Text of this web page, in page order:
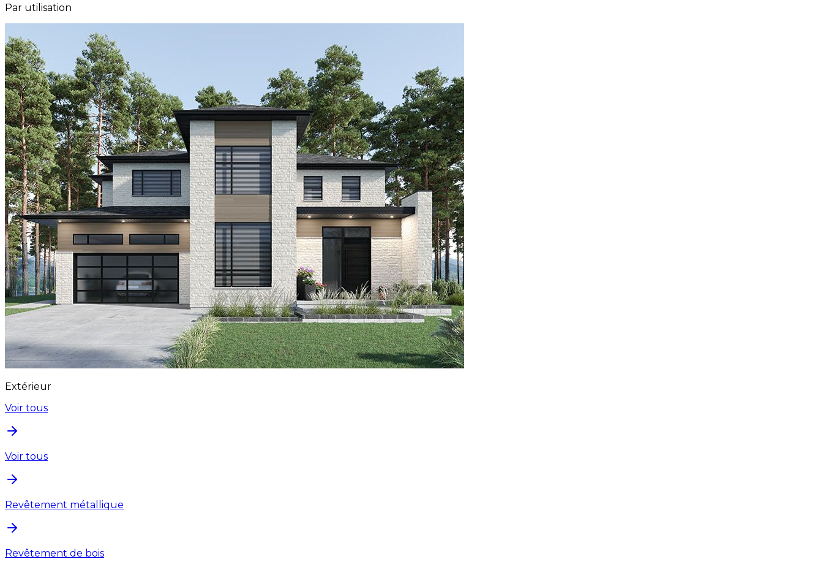
Par utilisation
Extérieur
Voir tous
Voir tous
Revêtement métallique
Revêtement de bois